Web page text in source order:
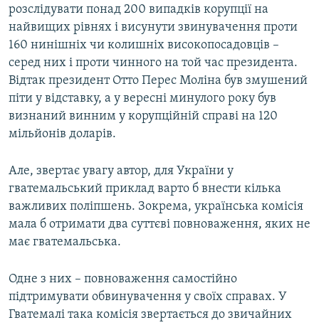
розслідувати понад 200 випадків корупції на
найвищих рівнях і висунути звинувачення проти
160 нинішніх чи колишніх високопосадовців –
серед них і проти чинного на той час президента.
Відтак президент Отто Перес Моліна був змушений
піти у відставку, а у вересні минулого року був
визнаний винним у корупційній справі на 120
мільйонів доларів.
Але, звертає увагу автор, для України у
гватемальський приклад варто б внести кілька
важливих поліпшень. Зокрема, українська комісія
мала б отримати два суттєві повноваження, яких не
має гватемальська.
Одне з них – повноваження самостійно
підтримувати обвинувачення у своїх справах. У
Гватемалі така комісія звертається до звичайних